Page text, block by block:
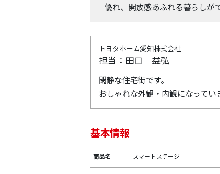
優れ、開放感あふれる暮らしが
トヨタホーム愛知株式会社
担当：田口 益弘
閑静な住宅街です。
おしゃれな外観・内観になってい
基本情報
商品名 スマートステージ